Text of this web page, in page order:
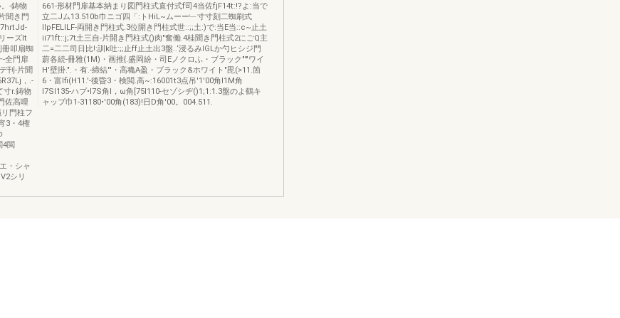
-鋳物
聞き門
ーズlt
叩扇蜘
-全門扉
刊-片聞
，.-
寸r.鋳物
佐高哩
門柱フ
3・4権
4閲
・シャ
シリ
661-形材門扉基本納まり図門柱式直付式f司4当佐fjF14t:!?よ:当で
立二Jム13.510b巾ニゴ四「:トHiL~ムーー﹂寸寸刻二蜘刷式
llpFELlLF-両開き門柱式.3位開き門柱式世::;;土:)で:当E当::c~止土
ii71ft::j;7t土三自-片開き門柱式()肉"奮働.4桂聞き門柱式2にごQ主
二=二二司日比!:訓k吐:;;止ff止土出3盤..‘浸るみIGLか勺ヒシジ門
蔚各続-冊雅(1M)・画推{.盛岡紛・司Eノクロふ・ブラック"'"ワイ
H'壁掛.".・有.-締結'"・高穐A盈・ブラック&ホワイト"毘(>11.箇
6・富lfi(H11.'-後昏3・検閲.高~:16001t3点吊'1'00角I1M角
I7SI135-ハプ•I7S角I，ω角[75I110-セゾシヂ()1;1:1.3盤のよ鶴キ
ャップ巾1-31180•'00角(183)!日D角'00。004.511.